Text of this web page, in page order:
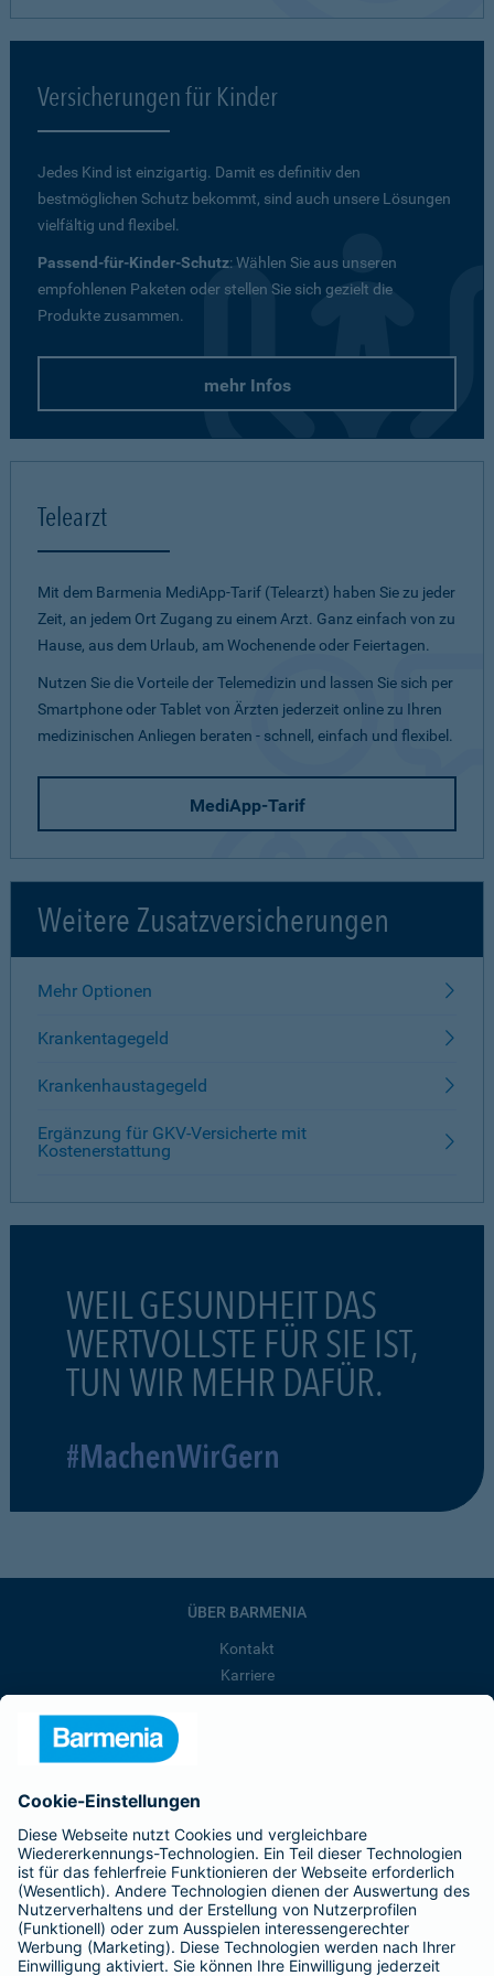
Versicherungen für Kinder
Jedes Kind ist einzigartig. Damit es definitiv den
bestmöglichen Schutz bekommt, sind auch unsere Lösungen
vielfältig und flexibel.
Passend-für-Kinder-Schutz: Wählen Sie aus unseren
empfohlenen Paketen oder stellen Sie sich gezielt die
Produkte zusammen.
mehr Infos
Telearzt
Mit dem Barmenia MediApp-Tarif (Telearzt) haben Sie zu jeder
Zeit, an jedem Ort Zugang zu einem Arzt. Ganz einfach von zu
Hause, aus dem Urlaub, am Wochenende oder Feiertagen.
Nutzen Sie die Vorteile der Telemedizin und lassen Sie sich per
Smartphone oder Tablet von Ärzten jederzeit online zu Ihren
medizinischen Anliegen beraten - schnell, einfach und flexibel.
MediApp-Tarif
Weitere Zusatzversicherungen
Mehr Optionen
Krankentagegeld
Krankenhaustagegeld
Ergänzung für GKV-Versicherte mit
Kostenerstattung
WEIL GESUNDHEIT DAS
WERTVOLLSTE FÜR SIE IST,
TUN WIR MEHR DAFÜR.
#MachenWirGern
ÜBER BARMENIA
Kontakt
Karriere
Barmenia ist Teil der BarmeniaGothaer
BELIEBTE SEITEN
Kranken-Zusatzversicherung
Tierversicherungen
Haftpflichtversicherung
Hausratversicherung